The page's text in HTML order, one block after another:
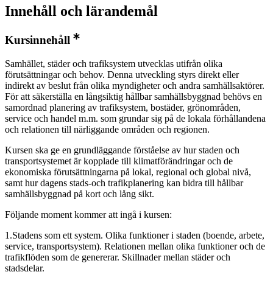
Innehåll och lärandemål
Kursinnehåll
Samhället, städer och trafiksystem utvecklas utifrån olika
förutsättningar och behov. Denna utveckling styrs direkt eller
indirekt av beslut från olika myndigheter och andra samhällsaktörer.
För att säkerställa en långsiktig hållbar samhällsbyggnad behövs en
samordnad planering av trafiksystem, bostäder, grönområden,
service och handel m.m. som grundar sig på de lokala förhållandena
och relationen till närliggande områden och regionen.
Kursen ska ge en grundläggande förståelse av hur staden och
transportsystemet är kopplade till klimatförändringar och de
ekonomiska förutsättningarna på lokal, regional och global nivå,
samt hur dagens stads-och trafikplanering kan bidra till hållbar
samhällsbyggnad på kort och lång sikt.
Följande moment kommer att ingå i kursen:
1.Stadens som ett system. Olika funktioner i staden (boende, arbete,
service, transportsystem). Relationen mellan olika funktioner och de
trafikflöden som de genererar. Skillnader mellan städer och
stadsdelar.